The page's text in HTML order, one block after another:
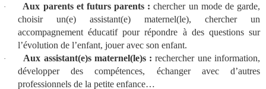
· Aux parents et futurs parents :chercher un mode de garde,
choisir un(e) assistant(e) maternel(le), chercher un
accompagnement éducatif pour répondre à des questions sur
l’évolution de l’enfant, jouer avec son enfant.
· Aux assistant(e)s maternel(le)s :rechercher une information,
développer des compétences, échanger avec d’autres
professionnels de la petite enfance…